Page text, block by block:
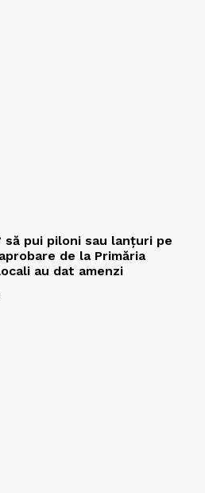
pui piloni sau lanțuri pe
de la Primăria
au dat amenzi